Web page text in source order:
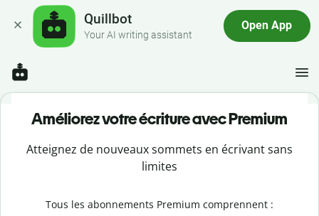
Quillbot
Your AI writing assistant
Open App
Améliorez votre écriture avec Premium
Atteignez de nouveaux sommets en écrivant sans
limites
Tous les abonnements Premium comprennent :